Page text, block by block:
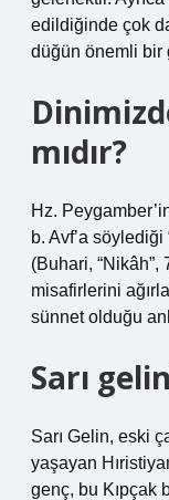
edildiğinde çok
düğün önemli bir
mıdır?
Hz.
b. Avf’a
(Buhari,
misafirlerini
sünnet olduğu
Sarı
Sarı Gelin, eski
yaşayan
genç, bu Kıpçak